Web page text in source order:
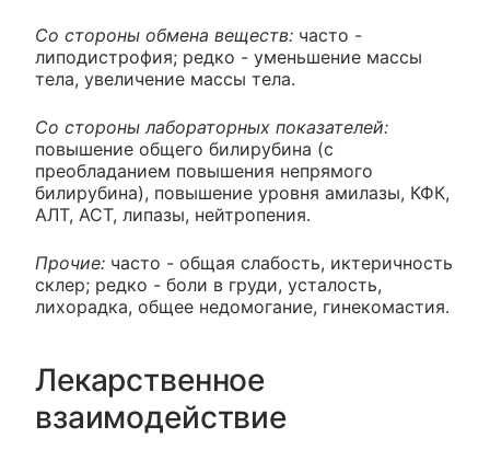
Со стороны обмена веществ: часто -
липодистрофия; редко - уменьшение массы
тела, увеличение массы тела.
Со стороны лабораторных показателей:
повышение общего билирубина (с
преобладанием повышения непрямого
билирубина), повышение уровня амилазы, КФК,
АЛТ, АСТ, липазы, нейтропения.
Прочие: часто - общая слабость, иктеричность
склер; редко - боли в груди, усталость,
лихорадка, общее недомогание, гинекомастия.
Лекарственное
взаимодействие